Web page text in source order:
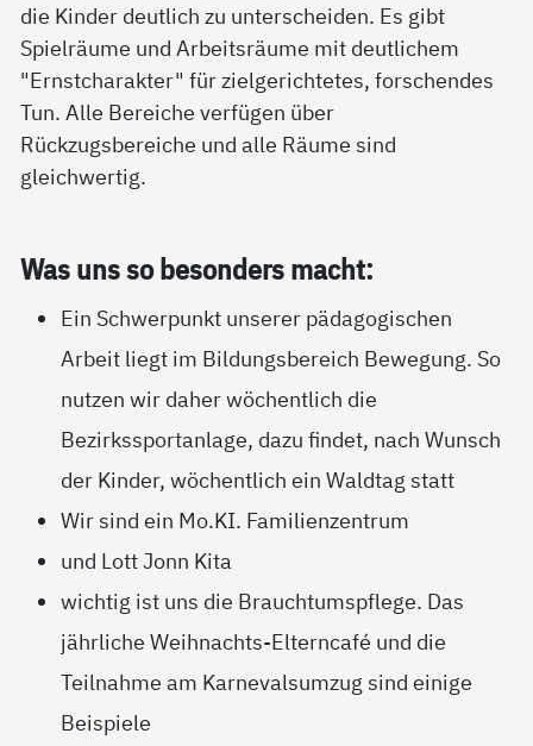
die Kinder deutlich zu unterscheiden. Es gibt
Spielräume und Arbeitsräume mit deutlichem
"Ernstcharakter" für zielgerichtetes, forschendes
Tun. Alle Bereiche verfügen über
Rückzugsbereiche und alle Räume sind
gleichwertig.
Was uns so be­son­ders macht:
Ein Schwerpunkt unserer pädagogischen
Arbeit liegt im Bildungsbereich Bewegung. So
nutzen wir daher wöchentlich die
Bezirkssportanlage, dazu findet, nach Wunsch
der Kinder, wöchentlich ein Waldtag statt
Wir sind ein Mo.KI. Familienzentrum
und Lott Jonn Kita
wichtig ist uns die Brauchtumspflege. Das
jährliche Weihnachts-Elterncafé und die
Teilnahme am Karnevalsumzug sind einige
Beispiele